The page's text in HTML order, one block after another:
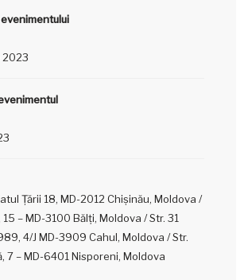
2023
Țării 18, MD-2012 Chișinău, Moldova /
15 – MD-3100 Bălţi, Moldova / Str. 31
4/J MD-3909 Cahul, Moldova / Str.
7 – MD-6401 Nisporeni, Moldova